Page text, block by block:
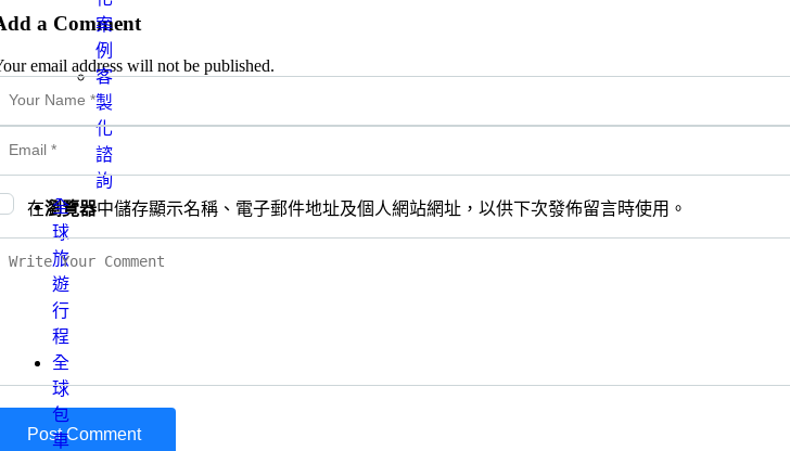
案
例
客
製
化
諮
詢
全
球
旅
遊
行
程
全
球
包
車
a Comment
email address will not be published.
在瀏覽器中儲存顯示名稱、電子郵件地址及個人網站網址，以供下次發佈留言時使用。